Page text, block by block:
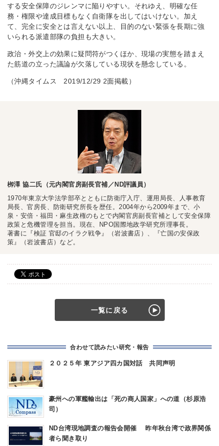
する安全保障のジレンマに陥りやすい。それゆえ、明確な任
務・権限や達成目標もなく自衛隊を出してはいけない。加え
て、完全に安全とは言えない以上、目的のない緊張を長期に強
いられる派遣部隊の負担も大きい。
政治・外交上の効果に疑問符がつくほか、現場の実態を踏まえ
た筋道の立った議論が欠落している現状を懸念している。
（沖縄タイムス 2019/12/29 2面掲載）
栁澤 協二氏（元内閣官房副長官補／ND評議員）
1970年東京大学法学部卒とともに防衛庁入庁、運用局長、人事教育
局長、官房長、防衛研究所長を歴任。2004年から2009年まで、小
泉・安倍・福田・麻生政権のもとで内閣官房副長官補として安全保障
政策と危機管理を担当。現在、NPO国際地政学研究所理事長。
著書に『検証 官邸のイラク戦争』（岩波書店）、『亡国の安保政
策』（岩波書店）など。
一覧に戻る
合わせて読みたい研究・報告
２０２５年 東アジア四カ国対話 共同声明
豪州への軍艦輸出は「死の商人国家」への道（杉原浩
司）
ND台湾現地調査の報告会開催 昨年秋台湾で政界関係
者ら聞き取り